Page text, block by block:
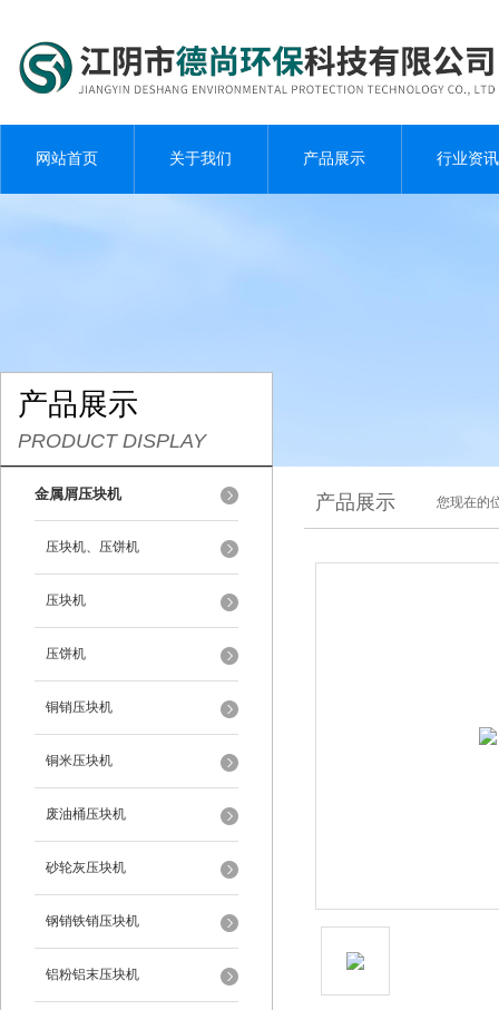
网站首页 关于我们 产品展示 行业资讯
产品展示
PRODUCT DISPLAY
金属屑压块机
压块机、压饼机
压块机
压饼机
铜销压块机
铜米压块机
废油桶压块机
砂轮灰压块机
钢销铁销压块机
铝粉铝末压块机
产品展示 您现在的